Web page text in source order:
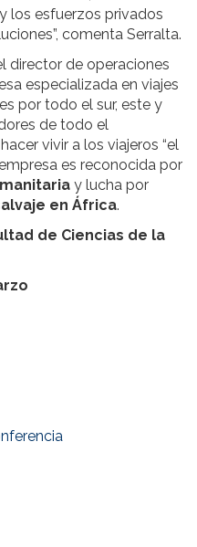
los esfuerzos privados
comenta Serralta.
director de operaciones
especializada en viajes
por todo el sur, este y
de todo el
vivir a los viajeros “el
es reconocida por
y lucha por
en África.
de Ciencias de la